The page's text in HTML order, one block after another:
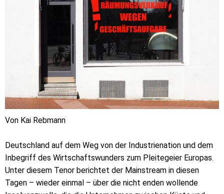
Von Kai Rebmann
Deutschland auf dem Weg von der Industrienation und dem
Inbegriff des Wirtschaftswunders zum Pleitegeier Europas.
Unter diesem Tenor berichtet der Mainstream in diesen
Tagen – wieder einmal – über die nicht enden wollende